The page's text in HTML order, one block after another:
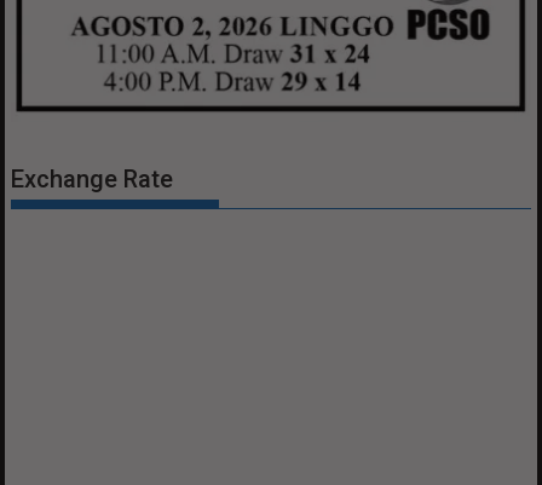
Exchange Rate